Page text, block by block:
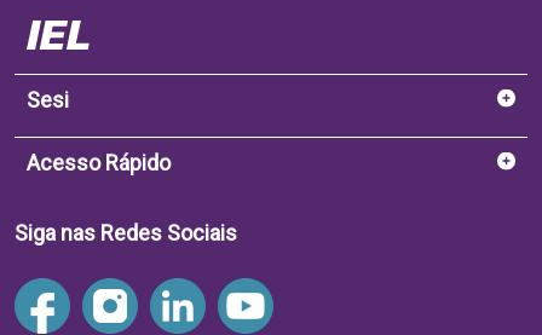
Sesi
Acesso Rápido
Siga nas Redes Sociais